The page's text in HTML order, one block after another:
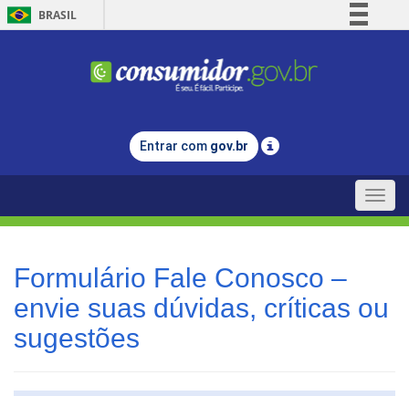
BRASIL
Comunica BR
Legislação
Entrar com gov.br
Toggle
Formulário Fale Conosco –
envie suas dúvidas, críticas ou
sugestões